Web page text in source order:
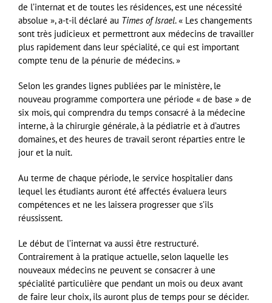
de l’internat et de toutes les résidences, est une nécessité
absolue », a-t-il déclaré au Times of Israel. « Les changements
sont très judicieux et permettront aux médecins de travailler
plus rapidement dans leur spécialité, ce qui est important
compte tenu de la pénurie de médecins. »
Selon les grandes lignes publiées par le ministère, le
nouveau programme comportera une période « de base » de
six mois, qui comprendra du temps consacré à la médecine
interne, à la chirurgie générale, à la pédiatrie et à d’autres
domaines, et des heures de travail seront réparties entre le
jour et la nuit.
Au terme de chaque période, le service hospitalier dans
lequel les étudiants auront été affectés évaluera leurs
compétences et ne les laissera progresser que s’ils
réussissent.
Le début de l’internat va aussi être restructuré.
Contrairement à la pratique actuelle, selon laquelle les
nouveaux médecins ne peuvent se consacrer à une
spécialité particulière que pendant un mois ou deux avant
de faire leur choix, ils auront plus de temps pour se décider.